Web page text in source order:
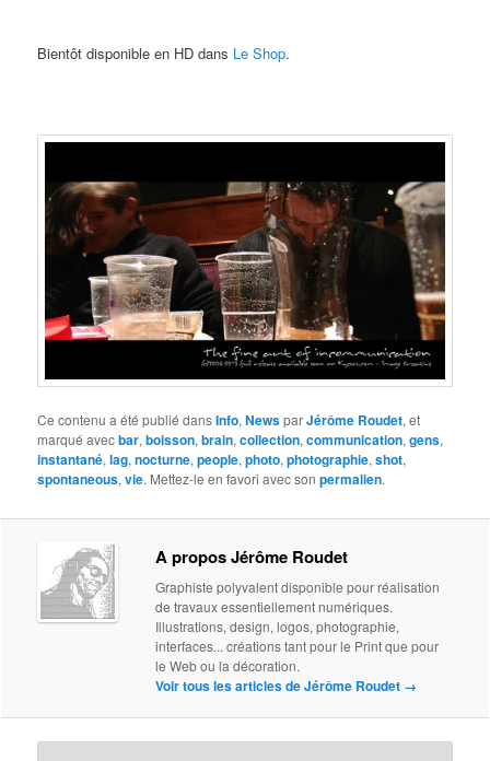
Bientôt disponible en HD dans Le Shop.
Ce contenu a été publié dansInfo,NewsparJérôme Roudet, et
marqué avecbar,boisson,brain,collection,communication,gens,
instantané,lag,nocturne,people,photo,photographie,shot,
spontaneous,vie. Mettez-le en favori avec sonpermalien.
A propos Jérôme Roudet
Graphiste polyvalent disponible pour réalisation
de travaux essentiellement numériques.
Illustrations, design, logos, photographie,
interfaces... créations tant pour le Print que pour
le Web ou la décoration.
Voir tous les articles de Jérôme Roudet →